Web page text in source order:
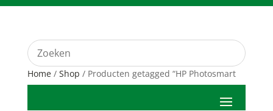
Home/ Shop / Producten getagged “HP Photosmart